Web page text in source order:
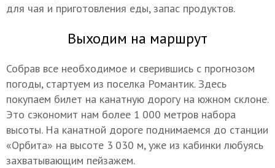
для чая и приготовления еды, запас продуктов.
Выходим на маршрут
Собрав все необходимое и сверившись с прогнозом
погоды, стартуем из поселка Романтик. Здесь
покупаем билет на канатную дорогу на южном склоне.
Это сэкономит нам более 1 000 метров набора
высоты. На канатной дороге поднимаемся до станции
«Орбита» на высоте 3 030 м, уже из кабинки любуясь
захватывающим пейзажем.